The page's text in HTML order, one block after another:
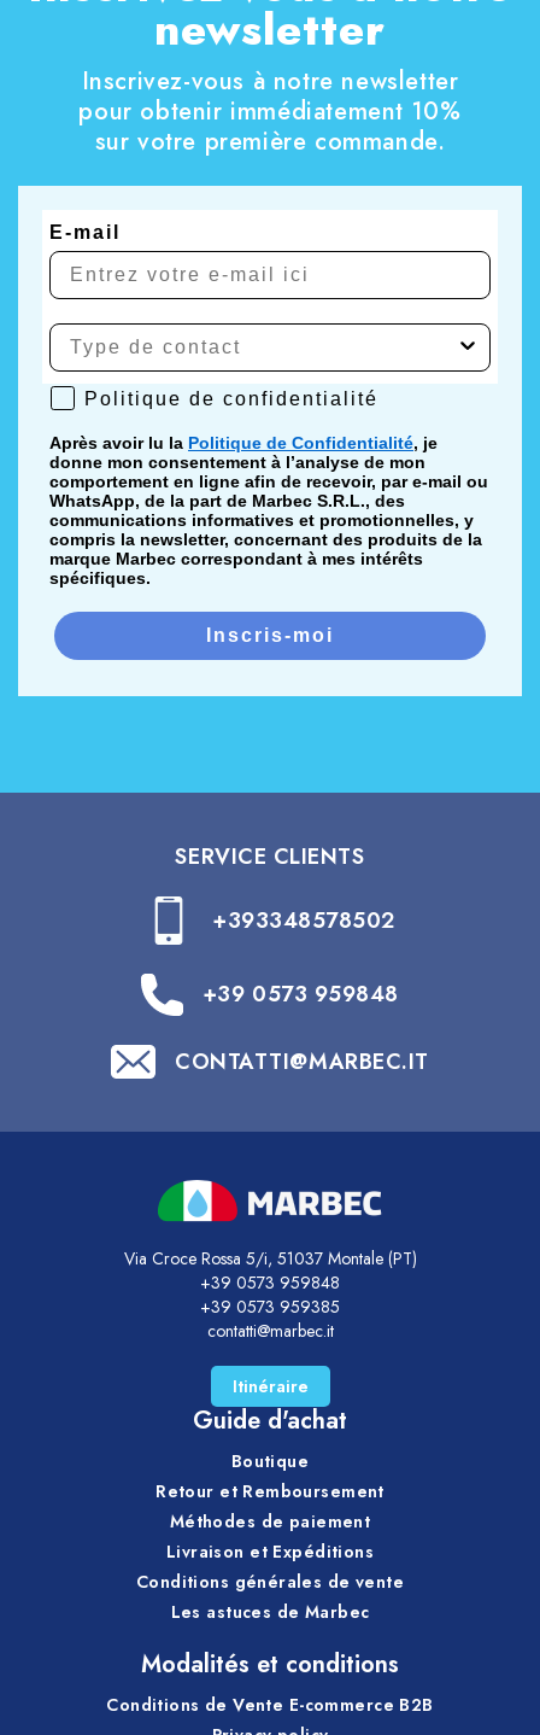
newsletter
Inscrivez-vous à notre newsletter
pour obtenir immédiatement 10%
sur votre première commande.
E-mail
Politique de confidentialité
Politique de confidentialité
Après avoir lu la Politique de Confidentialité, je
donne mon consentement à l’analyse de mon
comportement en ligne afin de recevoir, par e-mail ou
WhatsApp, de la part de Marbec S.R.L., des
communications informatives et promotionnelles, y
compris la newsletter, concernant des produits de la
marque Marbec correspondant à mes intérêts
spécifiques.
Inscris-moi
SERVICE CLIENTS
+393348578502
+39 0573 959848
CONTATTI@MARBEC.IT
Via Croce Rossa 5/i, 51037 Montale (PT)
+39 0573 959848
+39 0573 959385
contatti@marbec.it
Itinéraire
Guide d'achat
Boutique
Retour et Remboursement
Méthodes de paiement
Livraison et Expéditions
Conditions générales de vente
Les astuces de Marbec
Modalités et conditions
Conditions de Vente E-commerce B2B